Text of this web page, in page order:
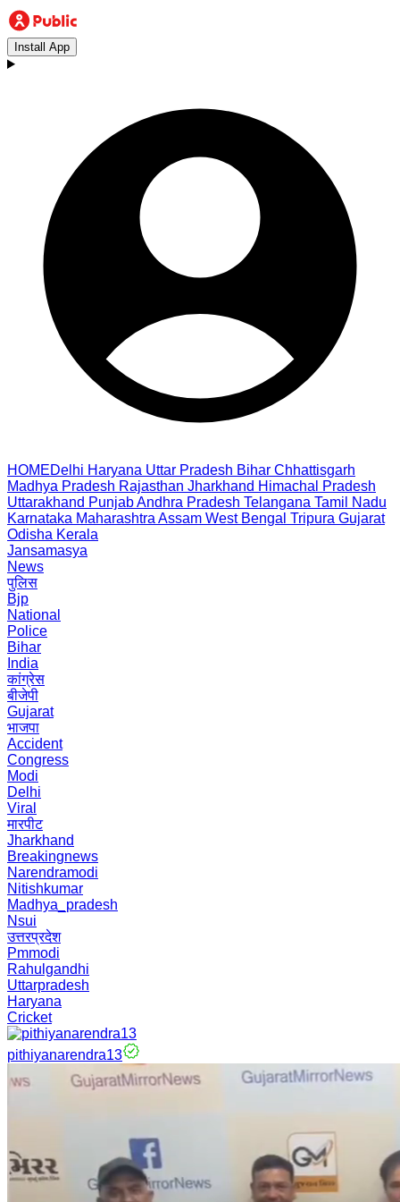
Install App
HOMEDelhi Haryana Uttar Pradesh Bihar Chhattisgarh
Madhya Pradesh Rajasthan Jharkhand Himachal Pradesh
Uttarakhand PunjabAndhra Pradesh Telangana Tamil Nadu
Karnataka Maharashtra Assam West Bengal Tripura Gujarat
Odisha Kerala
Jansamasya
News
पुलिस
Bjp
National
Police
Bihar
India
कांग्रेस
बीजेपी
Gujarat
भाजपा
Accident
Congress
Modi
Delhi
Viral
मारपीट
Jharkhand
Breakingnews
Narendramodi
Nitishkumar
Madhya_pradesh
Nsui
उत्तरप्रदेश
Pmmodi
Rahulgandhi
Uttarpradesh
Haryana
Cricket
pithiyanarendra13